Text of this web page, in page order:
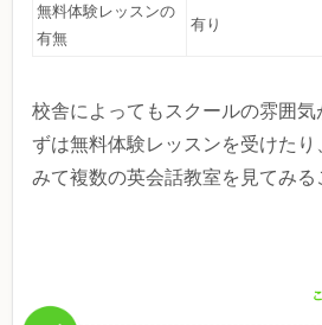
無料体験レッスンの
有無
有り
校舎によってもスクールの雰囲気
ずは無料体験レッスンを受けた
みて複数の英会話教室を見てみる